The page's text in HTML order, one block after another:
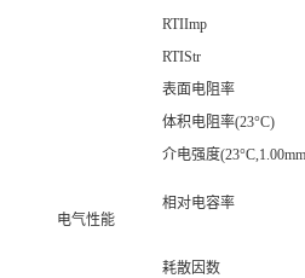
RTIImp
RTIStr
电气性能
表面电阻率
体积电阻率(23°C)
介电强度
相对电容率
耗散因数